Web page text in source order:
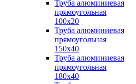
Труба алюминиевая
прямоугольная
100х20
Труба алюминиевая
прямоугольная
150x40
Труба алюминиевая
прямоугольная
180x40